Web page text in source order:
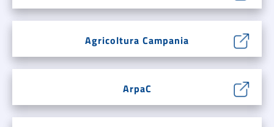
Agricoltura Campania
ArpaC